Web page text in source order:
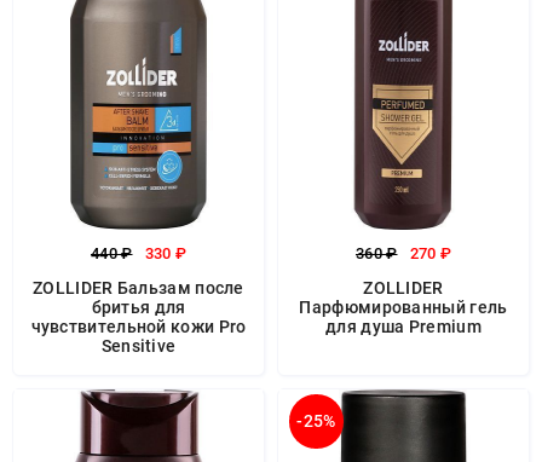
440 ₽ 330 ₽
ZOLLIDER Бальзам после
бритья для
чувствительной кожи Pro
Sensitive
360 ₽ 270 ₽
ZOLLIDER
Парфюмированный гель
для душа Premium
-25%